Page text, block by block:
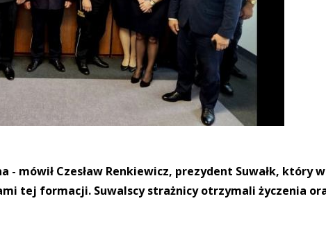
- mówił Czesław Renkiewicz, prezydent Suwałk, który w
tej formacji. Suwalscy strażnicy otrzymali życzenia